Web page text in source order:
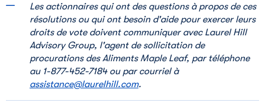
Les actionnaires qui ont des questions à propos de ces
résolutions ou qui ont besoin d'aide pour exercer leurs
droits de vote doivent communiquer avec Laurel Hill
Advisory Group, l'agent de sollicitation de
procurations des Aliments Maple Leaf, par téléphone
au 1-877-452-7184 ou par courriel à
assistance@laurelhill.com.